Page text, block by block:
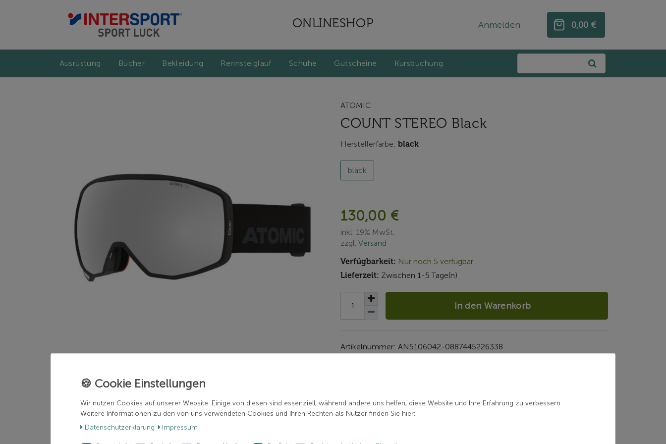
ONLINESHOP Anmelden 0,00 €
Ausrüstung Bücher Bekleidung Rennsteiglauf Schuhe Gutscheine Kursbuchung
ATOMIC
COUNT STEREO Black
Herstellerfarbe: black
black
130,00 €
inkl. 19% MwSt.
zzgl. Versand
Verfügbarkeit: Nur noch 5 verfügbar
Lieferzeit: Zwischen 1-5 Tage(n)
In den Warenkorb
Artikelnummer: AN5106042-0887445226338
Wir nutzen Cookies auf unserer Website. Einige von diesen sind essenziell, während andere uns helfen, diese Website und Ihre Erfahrung zu verbessern.
Weitere Informationen zu den von uns verwendeten Cookies und Ihren Rechten als Nutzer finden Sie hier:
Daten­schutz­erklärung
Impressum